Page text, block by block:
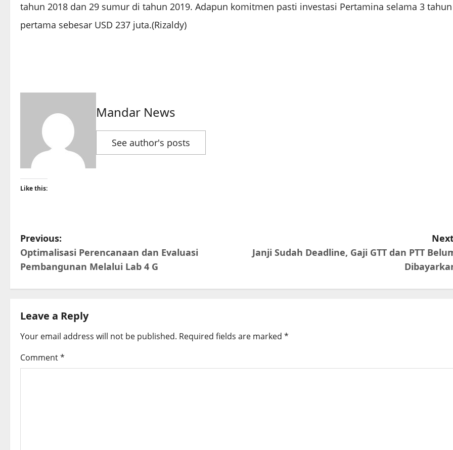
tahun 2018 dan 29 sumur di tahun 2019. Adapun komitmen pasti investasi Pertamina selama 3 tahun
pertama sebesar USD 237 juta.(Rizaldy)
Mandar News
See author's posts
Like this:
P
o
s
n
v
Previous:
Optimalisasi Perencanaan dan Evaluasi
Pembangunan Melalui Lab 4 G
Janji Sudah Deadline, Gaji GTT dan PTT
Leave a Reply
Your email address will not be published. Required fields are marked *
Comment*